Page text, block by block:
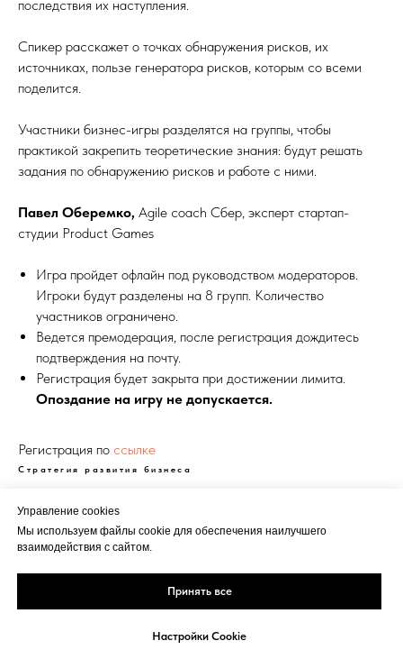
последствия их наступления.
Спикер расскажет о точках обнаружения рисков, их
источниках, пользе генератора рисков, которым со всеми
поделится.
Участники бизнес-игры разделятся на группы, чтобы
практикой закрепить теоретические знания: будут решать
задания по обнаружению рисков и работе с ними.
Павел Оберемко, Agile coach Сбер, эксперт стартап-
студии Product Games
Игра пройдет офлайн под руководством модераторов.
Игроки будут разделены на 8 групп. Количество
участников ограничено.
Ведется премодерация, после регистрация дождитесь
подтверждения на почту.
Регистрация будет закрыта при достижении лимита.
Опоздание на игру не допускается.
Регистрация по ссылке
Стратегия развития бизнеса
Управление cookies
Мы используем файлы cookie для обеспечения наилучшего
взаимодействия с сайтом.
Принять все
Настройки Cookie